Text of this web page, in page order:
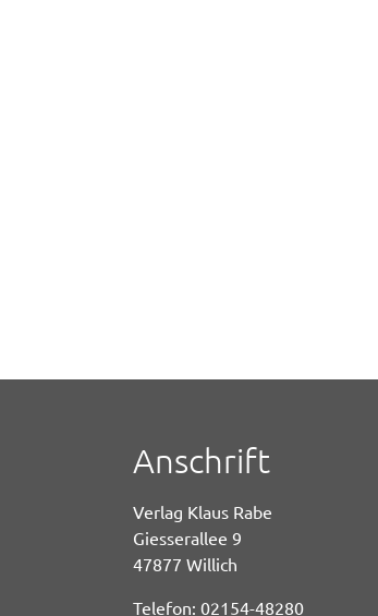
Anschrift
Verlag Klaus Rabe
Giesserallee 9
47877 Willich
Telefon: 02154-48280